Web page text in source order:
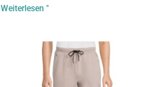
Weiterlesen "